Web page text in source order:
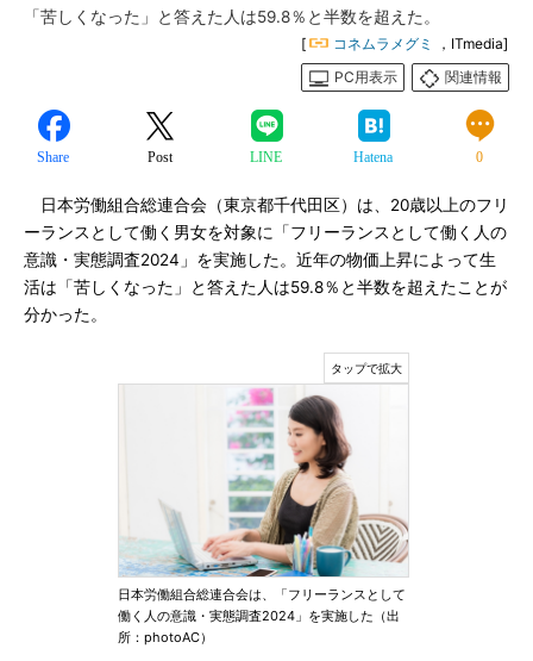
「苦しくなった」と答えた人は59.8％と半数を超えた。
[ コネムラメグミ
，ITmedia]
PC用表示
関連情報
Share Post LINE Hatena 0
日本労働組合総連合会（東京都千代田区）は、20歳以上のフリ
ーランスとして働く男女を対象に「フリーランスとして働く人の
意識・実態調査2024」を実施した。近年の物価上昇によって生
活は「苦しくなった」と答えた人は59.8％と半数を超えたことが
分かった。
日本労働組合総連合会は、「フリーランスとして
働く人の意識・実態調査2024」を実施した（出
所：photoAC）